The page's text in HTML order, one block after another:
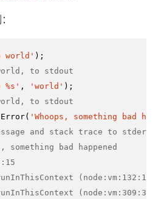
world'
to stdout
, 'world'
to stdout
Error( 'Whoops, something bad
and stack trace to stderr:
bad happened
(node:vm:132:18)
(node:vm:309:38)